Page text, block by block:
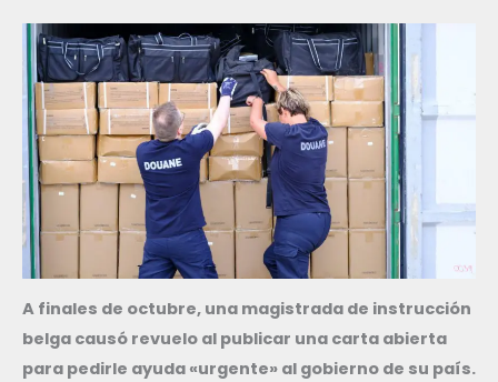
A finales de octubre, una magistrada de instrucción
belga causó revuelo al publicar una carta abierta
para pedirle ayuda «urgente» al gobierno de su país.